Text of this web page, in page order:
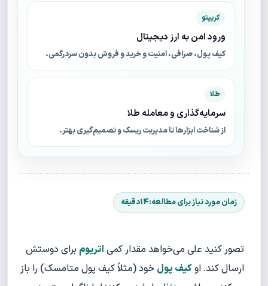
کریپتو
ورود امن به ارز دیجیتال
کیف پول، صرافی، امنیت و خرید و فروش بدون سردرگمی.
طلا
سرمایه‌گذاری و معامله طلا
از شناخت ابزارها تا مدیریت ریسک و تصمیم‌گیری بهتر.
تصور کنید علی می‌خواهد مقدار کمی اتریوم برای دوستش
ارسال کند. اوکیف پول خود (مثلاً کیف پول متامسک) را باز